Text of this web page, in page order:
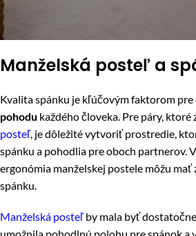
Manželská posteľ a
Kvalita spánku je kľúčovým faktorom pre
pohodu každého človeka. Pre páry, ktoré
posteľ , je dôležité vytvoriť prostredie,
spánku a pohodlia pre oboch partnerov.
ergonómia manželskej postele môžu
spánku.
Manželská posteľ by mala byť